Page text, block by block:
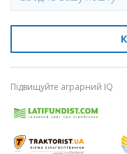
Підвищуйте аграрний IQ